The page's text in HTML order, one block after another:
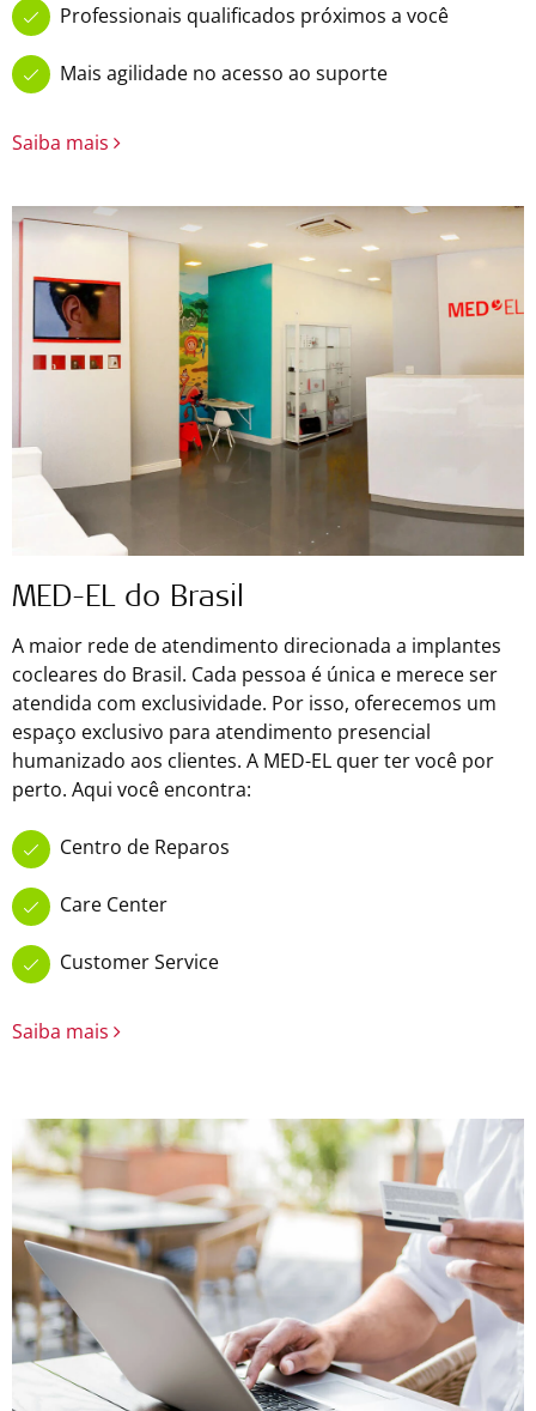
Professionais qualificados próximos a você
Mais agilidade no acesso ao suporte
Saiba mais
MED-EL do Brasil
A maior rede de atendimento direcionada a implantes
cocleares do Brasil. Cada pessoa é única e merece ser
atendida com exclusividade. Por isso, oferecemos um
espaço exclusivo para atendimento presencial
humanizado aos clientes. A MED-EL quer ter você por
perto. Aqui você encontra:
Centro de Reparos
Care Center
Customer Service
Saiba mais